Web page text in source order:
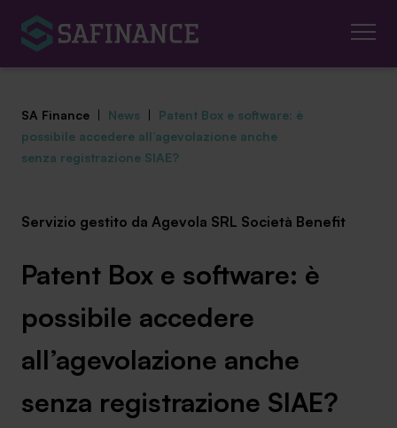
Centro studi
News ed eventi
Chi siamo
Ambassador
SA Finance | News | Patent Box e software: è
possibile accedere all’agevolazione anche
senza registrazione SIAE?
Servizio gestito da Agevola SRL Società Benefit
Patent Box e software: è
possibile accedere
all’agevolazione anche
senza registrazione SIAE?